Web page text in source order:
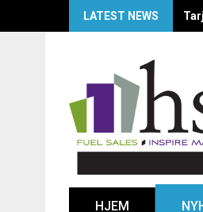
LATEST NEWS
HJEM